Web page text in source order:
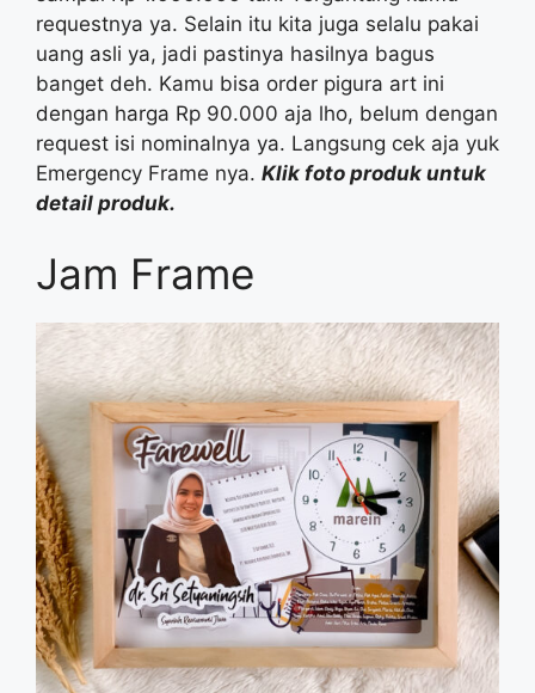
requestnya ya. Selain itu kita juga selalu pakai
uang asli ya, jadi pastinya hasilnya bagus
banget deh. Kamu bisa order pigura art ini
dengan harga Rp 90.000 aja lho, belum dengan
request isi nominalnya ya. Langsung cek aja yuk
Emergency Frame nya. Klik foto produk untuk
detail produk.
Jam Frame